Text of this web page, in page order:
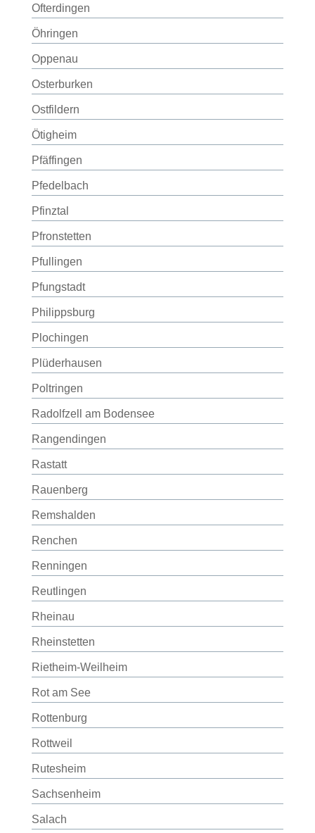
Ofterdingen
Öhringen
Oppenau
Osterburken
Ostfildern
Ötigheim
Pfäffingen
Pfedelbach
Pfinztal
Pfronstetten
Pfullingen
Pfungstadt
Philippsburg
Plochingen
Plüderhausen
Poltringen
Radolfzell am Bodensee
Rangendingen
Rastatt
Rauenberg
Remshalden
Renchen
Renningen
Reutlingen
Rheinau
Rheinstetten
Rietheim-Weilheim
Rot am See
Rottenburg
Rottweil
Rutesheim
Sachsenheim
Salach